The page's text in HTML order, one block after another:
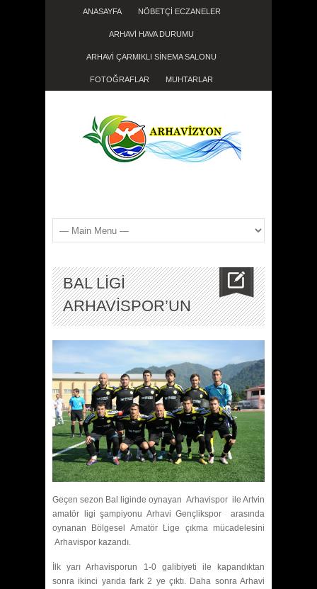
ANASAYFA NÖBETÇİ ECZANELER
ARHAVİ HAVA DURUMU
ARHAVİ ÇARMIKLI SİNEMA SALONU
FOTOĞRAFLAR MUHTARLAR
BAL LİGİ
ARHAVİSPOR’UN
Geçen sezon Bal liginde oynayan Arhavispor ile Artvin
amatör ligi şampiyonu Arhavi Gençlikspor arasında
oynanan Bölgesel Amatör Lige çıkma mücadelesini
Arhavispor kazandı.
İlk yarı Arhavisporun 1-0 galibiyeti ile kapandıktan
sonra ikinci yarıda fark 2 ye çıktı. Daha sonra Arhavi